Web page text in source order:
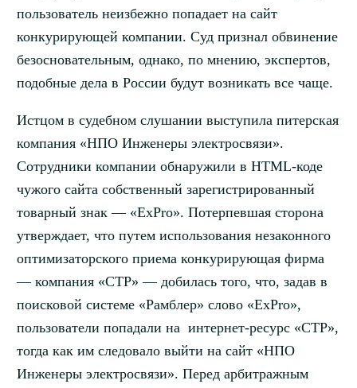
пользователь неизбежно попадает на сайт
конкурирующей компании. Суд признал обвинение
безосновательным, однако, по мнению, экспертов,
подобные дела в России будут возникать все чаще.
Истцом в судебном слушании выступила питерская
компания «НПО Инженеры электросвязи».
Сотрудники компании обнаружили в HTML-коде
чужого сайта собственный зарегистрированный
товарный знак — «ExPro». Потерпевшая сторона
утверждает, что путем использования незаконного
оптимизаторского приема конкурирующая фирма
— компания «СТР» — добилась того, что, задав в
поисковой системе «Рамблер» слово «ExPro»,
пользователи попадали на интернет-ресурс «СТР»,
тогда как им следовало выйти на сайт «НПО
Инженеры электросвязи». Перед арбитражным